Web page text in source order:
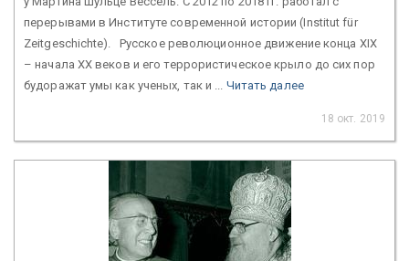
перерывами в Институте современной истории (Institut für
Zeitgeschichte). Русское революционное движение конца XIX
– начала XX веков и его террористическое крыло до сих пор
будоражат умы как ученых, так и ... Читать далее
18 окт. 2019